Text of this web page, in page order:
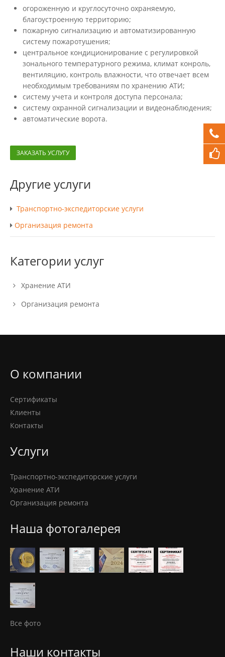
огороженную и круглосуточно охраняемую,
благоустроенную территорию;
пожарную сигнализацию и автоматизированную
систему пожаротушения;
центральное кондиционирование с регулировкой
зонального температурного режима, климат конроль,
вентиляцию, контроль влажности, что отвечает всем
необходимым требованиям по хранению АТИ;
систему учета и контроля доступа персонала;
систему охранной сигнализации и видеонаблюдения;
автоматические ворота.
ЗАКАЗАТЬ УСЛУГУ
Другие услуги
Транспортно-экспедиторские услуги
Организация ремонта
Категории услуг
Хранение АТИ
Организация ремонта
О компании
Сертификаты
Клиенты
Контакты
Услуги
Транспортно-экспедиторские услуги
Хранение АТИ
Организация ремонта
Наша фотогалерея
Все фото
Наши контакты